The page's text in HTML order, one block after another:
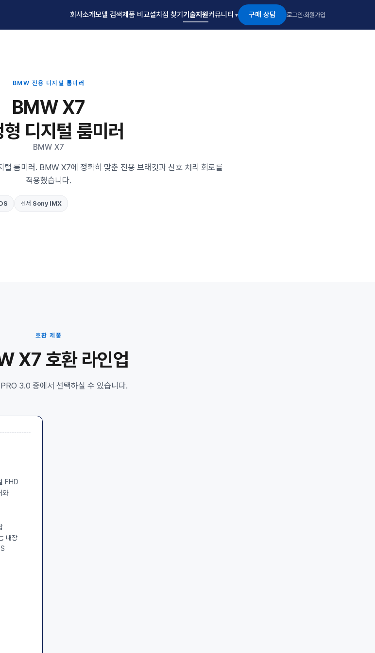
회사소개모델 검색제품 비교설치점 찾기 기술지원커뮤니티 구매 상담 로그인·회원가입
BMW 전용 디지털 룸미러
BMW X7
형 디지털 룸미러
BMW X7
룸미러. BMW X7에 정확히 맞춘 전용 브래킷과 신호 처리 회로를
적용했습니다.
센서 Sony IMX
호환 제품
X7 호환 라인업
3.0 중에서 선택하실 수 있습니다.
FHD
와
내장